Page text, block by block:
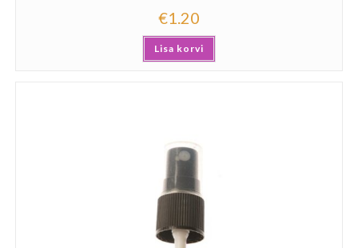
€1.20
Lisa korvi